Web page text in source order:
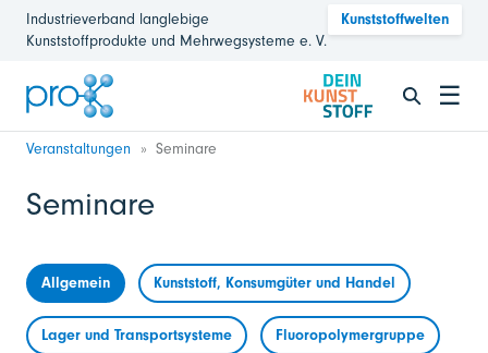
Industrieverband langlebige
Kunststoffprodukte und Mehrwegsysteme e. V.
Kunststoffwelten
☰
Veranstaltungen Seminare
Seminare
Allgemein Kunststoff, Konsumgüter und Handel
Lager und Transportsysteme Fluoropolymergruppe